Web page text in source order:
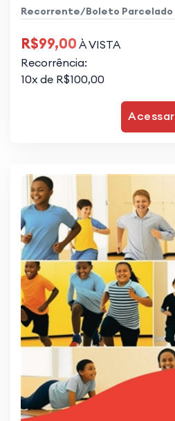
Recorrente/Boleto Parcelado
R$99,00 À VISTA
Recorrência:
10x de R$100,00
Acessar